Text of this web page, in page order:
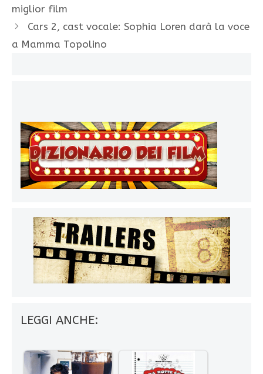
miglior film
Cars 2, cast vocale: Sophia Loren darà la voce
a Mamma Topolino
LEGGI ANCHE: